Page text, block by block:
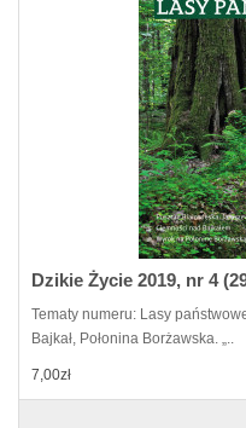
Dzikie Życie 2019, nr 4
Tematy numeru: Lasy
Bajkał, Połonina Borżawska. „..
7,00zł